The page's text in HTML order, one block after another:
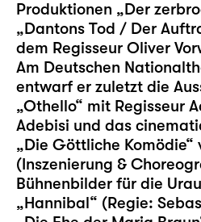
Produktionen „Der
„Dantons Tod / Der
dem Regisseur Oliver
Am Deutschen
entwarf er zuletzt die
„Othello“ mit Regisseur
Adebisi und das
„Die Göttliche Komödie“
(Inszenierung &
Bühnenbilder für die
„Hannibal“ (Regie: